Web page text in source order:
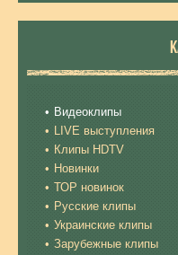
Видеоклипы
LIVE выступления
Клипы HDTV
Новинки
ТОР новинок
Русские клипы
Украинские клипы
Зарубежные клипы